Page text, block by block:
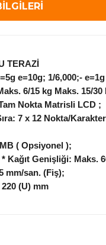
TERAZİ
e=10g; 1/6,000;-
6/15 kg Maks. 15/
Nokta Matrisli LCD ;
7 x 12 Nokta/
( Opsiyonel );
Kağıt Genişliği: Maks.
105 mm/san. (Fiş);
x 220 (U) mm